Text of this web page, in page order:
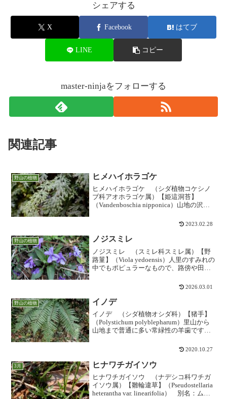
シェアする
X Facebook はてブ
LINE コピー
master-ninjaをフォローする
関連記事
野山の植物 ヒメハイホラゴケ
ヒメハイホラゴケ （シダ植物コケシノ
ブ科アオホラゴケ属）【姫這洞苔】
（Vandenboschia nipponica）山地の沢の
ように細かい葉が立体的に重なり合いま
岩陰...
2023.02.28
野山の植物 ノジスミレ
ノジスミレ （スミレ科スミレ属）【野
路菫】（Viola yedoensis）人里のすみれの
中でもポピュラーなもので、路傍や田畑
い山の中などには見られません。「スミ
型で平...
2026.03.01
野山の植物 イノデ
イノデ （シダ植物オシダ科）【猪手】
（Polystichum polyblepharum）里山から
山地まで普通に多い常緑性の羊歯です。
いる様子がよく見られます。しかし、変
2020.10.27
3月 ヒナワチガイソウ
ヒナワチガイソウ （ナデシコ科ワチガ
イソウ属）【雛輪違草】（Pseudostellaria
heterantha var. linearifolia） 別名：ムサ